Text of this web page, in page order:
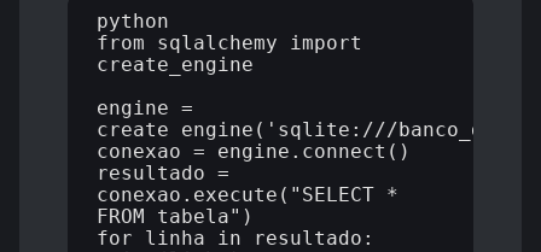
python
from sqlalchemy import
create_engine
engine =
create_engine('sqlite:///
conexao = engine.connect()
resultado =
conexao.execute("SELECT *
FROM tabela")
for linha in resultado: